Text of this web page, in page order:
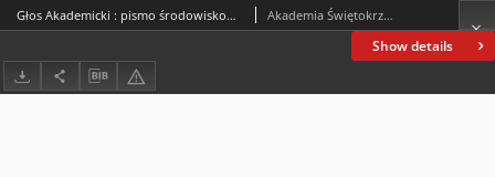
Show details
Głos Akademicki : pismo środowiskowe Akademii Świętokrzyskiej im. Jana Kochanowskiego w Kielcach. 2004, R. XI, nr 3 (42) : październik 2004 Akademia Świętokrzyska im. Jana Kochanowskiego (Kielce)